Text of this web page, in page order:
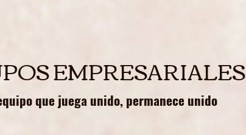
EMPRESARIALES
que juega unido, permanece unido